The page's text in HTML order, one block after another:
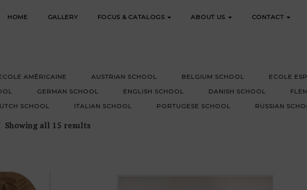
HOME GALLERY FOCUS & CATALOGS ABOUT US CONTACT
AMÉRICAINE AUSTRIAN SCHOOL BELGIUM SCHOOL ECOLE
GERMAN SCHOOL ENGLISH SCHOOL DANISH SCHOOL
SCHOOL
ITALIAN SCHOOL PORTUGESE SCHOOL RUSSIAN
Showing all 15 results